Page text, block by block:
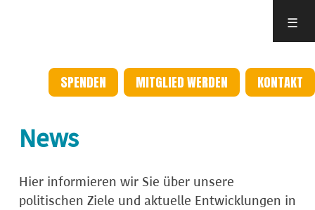
☰
SPENDEN MITGLIED WERDEN KONTAKT
News
Hier informieren wir Sie über unsere
politischen Ziele und aktuelle Entwicklungen in